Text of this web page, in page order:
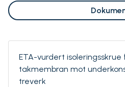
ETA-vurdert
takmembran mot
treverk